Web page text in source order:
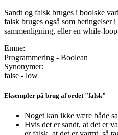
Sandt og falsk bruges i boolske
falsk bruges også som betingelser
sammenligning, eller en while-
Emne:
Programmering - Boolean
Synonymer:
false - low
Eksempler på brug af ordet "falsk"
Noget kan ikke være både
Hvis det er sandt, at det er